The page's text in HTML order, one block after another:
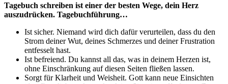
Tagebuch schreiben ist einer der besten Wege, dein Herz
auszudrücken. Tagebuchführung…
Ist sicher. Niemand wird dich dafür verurteilen, dass du den
Strom deiner Wut, deines Schmerzes und deiner Frustration
entfesselt hast.
Ist befreiend. Du kannst all das, was in deinem Herzen ist,
ohne Einschränkung auf diesen Seiten fließen lassen.
Sorgt für Klarheit und Weisheit. Gott kann neue Einsichten